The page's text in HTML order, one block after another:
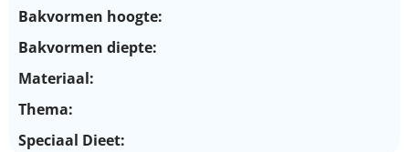
Bakvormen hoogte:
Bakvormen diepte:
Materiaal:
Thema:
Speciaal Dieet: